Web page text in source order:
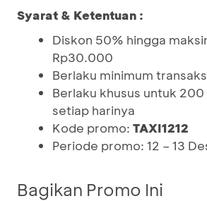
Syarat & Ketentuan :
Diskon 50% hingga
Rp30.000
Berlaku minimum
Berlaku khusus untuk
setiap harinya
Kode promo: TAXI1212
Periode promo: 12 – 13
Bagikan Promo Ini